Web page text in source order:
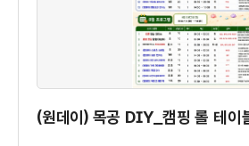
(원데이) 목공 DIY_캠핑 롤 테이